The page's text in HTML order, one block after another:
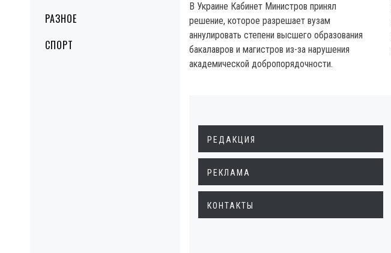
РАЗНОЕ
СПОРТ
В Украине Кабинет Министров принял
решение, которое разрешает вузам
аннулировать степени высшего образования
бакалавров и магистров из-за нарушения
академической добропорядочности.
РЕДАКЦИЯ
РЕКЛАМА
КОНТАКТЫ